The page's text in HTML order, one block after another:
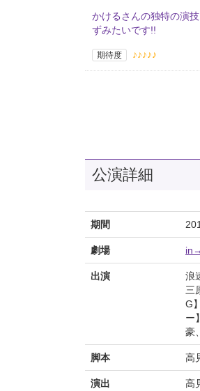
かけるさんの独特の演
ずみたいです!!
期待度 ♪♪♪♪♪
公演詳細
期間
劇場
出演
浪
三
G
ー
豪
脚本 高
演出 高